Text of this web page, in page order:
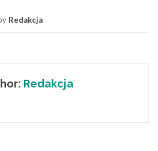
Redakcja
Redakcja